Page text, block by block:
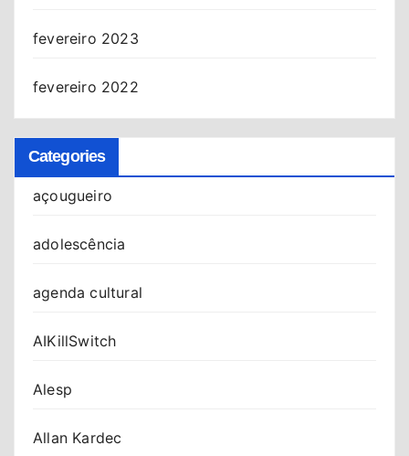
fevereiro 2023
fevereiro 2022
Categories
açougueiro
adolescência
agenda cultural
AIKillSwitch
Alesp
Allan Kardec